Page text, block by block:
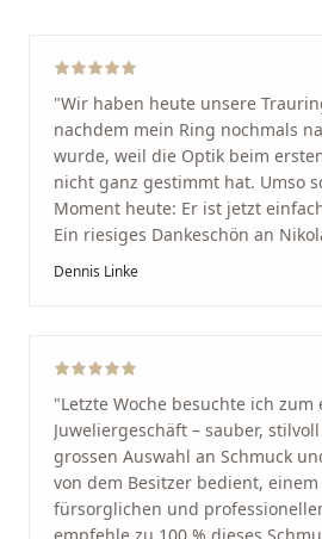
"Wir haben heute unsere
nachdem mein Ring nochmals
wurde, weil die Optik beim
nicht ganz gestimmt hat. Umso
Moment heute: Er ist jetzt
Ein riesiges Dankeschön an
Vom ersten Termin an wurden
Arbeit und seine Kunden wirklich
Service und echte Herzlichkeit
richtig."
Dennis Linke
"Letzte Woche besuchte ich zum
Juweliergeschäft – sauber,
grossen Auswahl an Schmuck
von dem Besitzer bedient,
fürsorglichen und
empfehle zu 100 % dieses